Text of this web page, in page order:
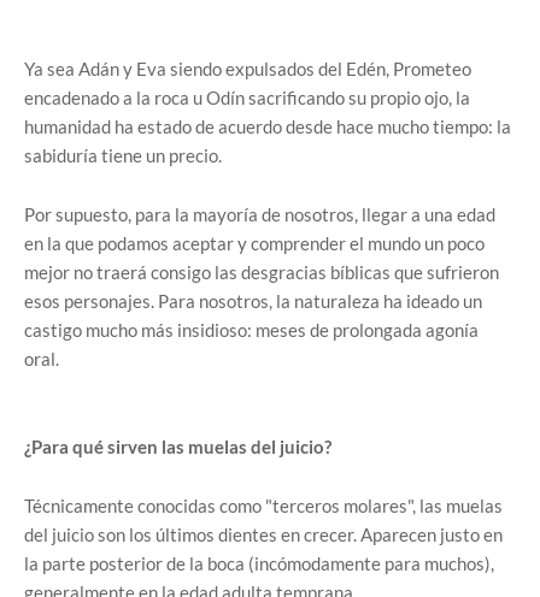
Ya sea Adán y Eva siendo expulsados ​​del Edén, Prometeo
encadenado a la roca u Odín sacrificando su propio ojo, la
humanidad ha estado de acuerdo desde hace mucho tiempo: la
sabiduría tiene un precio.
Por supuesto, para la mayoría de nosotros, llegar a una edad
en la que podamos aceptar y comprender el mundo un poco
mejor no traerá consigo las desgracias bíblicas que sufrieron
esos personajes. Para nosotros, la naturaleza ha ideado un
castigo mucho más insidioso: meses de prolongada agonía
oral.
¿Para qué sirven las muelas del juicio?
Técnicamente conocidas como "terceros molares", las muelas
del juicio son los últimos dientes en crecer. Aparecen justo en
la parte posterior de la boca (incómodamente para muchos),
generalmente en la edad adulta temprana.